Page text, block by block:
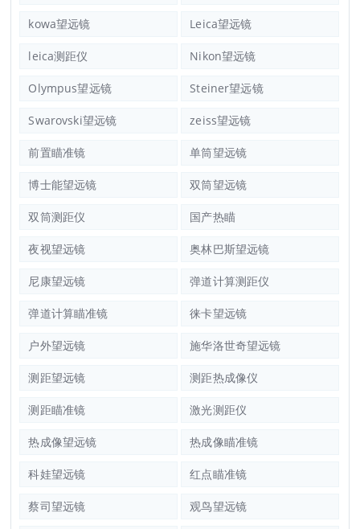
kowa望远镜 Leica望远镜
leica测距仪 Nikon望远镜
Olympus望远镜 Steiner望远镜
Swarovski望远镜 zeiss望远镜
前置瞄准镜 单筒望远镜
博士能望远镜 双筒望远镜
双筒测距仪 国产热瞄
夜视望远镜 奥林巴斯望远镜
尼康望远镜 弹道计算测距仪
弹道计算瞄准镜 徕卡望远镜
户外望远镜 施华洛世奇望远镜
测距望远镜 测距热成像仪
测距瞄准镜 激光测距仪
热成像望远镜 热成像瞄准镜
科娃望远镜 红点瞄准镜
蔡司望远镜 观鸟望远镜